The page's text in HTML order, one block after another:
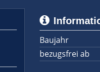
Baujahr
bezugsfrei ab